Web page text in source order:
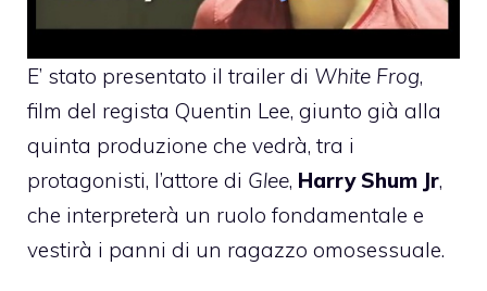
E’ stato presentato il trailer di White Frog,
film del regista Quentin Lee, giunto già alla
quinta produzione che vedrà, tra i
protagonisti, l’attore di Glee, Harry Shum Jr,
che interpreterà un ruolo fondamentale e
vestirà i panni di un ragazzo omosessuale.